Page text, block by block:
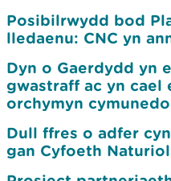
Posibilrwydd bod
lledaenu: CNC yn
Dyn o Gaerdydd yn
gwastraff ac yn cael
orchymyn
Dull ffres o adfer
gan Cyfoeth